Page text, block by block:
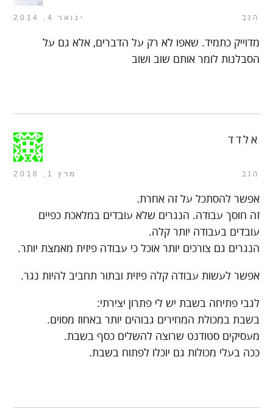
הגב ינואר 4, 2014
מדוייק כתמיד. שאפו לא רק על הדברים, אלא גם על
הסבלנות לומר אותם שוב ושוב
הגב מרץ 1, 2016
אלדד
אפשר להסתכל על זה אחרת.
זה חוסך עבודה. הנגרים שלא עובדים במלאכת כפיים
עובדים בעבודה יותר קלה.
הנגרים גם צורכים יותר אוכל כי עבודה פיזית מאמצת יותר.
אפשר לעשות עבודה קלה פיזית ובתור תחביב להיות נגר.
לגבי פתיחה בשבת יש לי פתרון יצירתי:
בשבת במכולת המחירים גבוהים יותר באחוז מסוים.
מעסיקים סטודנט שרוצה להשלים כסף בשבת.
ככה בעלי מכולות גם יוכלו לפתוח בשבת.